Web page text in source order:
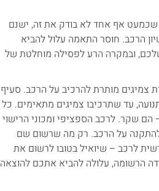
אף אחד לא בודק את זה, ישנם
הרכב. חוסר התאמה עלול להביא
ובמקרה הרע לפסילה מוחלטת של
צמיגים מותרת להרכיב על הרכב. סעיף
עד שתרכיבו צמיגים מתאימים. כל
במידה, מותר להוסיף 5% או 10% וזה 'בסדר' – הם שקר. לרכב הספציפי ומכוני הרישוי
להתקנה על הרכב. רק מה שרשום שם
לרכב – שיואיל בטובו לרשום את
הרשומה, עלולה להביא אתכם להוצאה